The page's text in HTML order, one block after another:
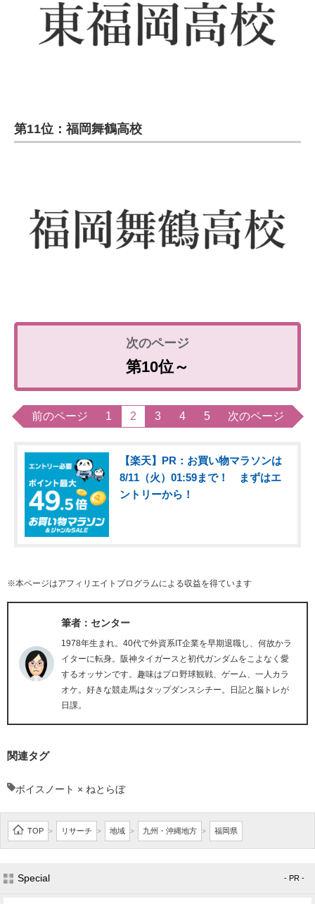
第11位：福岡舞鶴高校
第10位～
前のページ 1 2 3 4 5 次のページ
【楽天】PR：お買い物マラソンは
8/11（火）01:59まで！ まずはエ
ントリーから！
※本ページはアフィリエイトプログラムによる収益を得ています
筆者：センター
1978年生まれ。40代で外資系IT企業を早期退職し、何故かラ
イターに転身。阪神タイガースと初代ガンダムをこよなく愛
するオッサンです。趣味はプロ野球観戦、ゲーム、一人カラ
オケ。好きな競走馬はタップダンスシチー。日記と脳トレが
日課。
関連タグ
ボイスノート × ねとらぼ
TOP > リサーチ > 地域 > 九州・沖縄地方 > 福岡県
Special - PR -